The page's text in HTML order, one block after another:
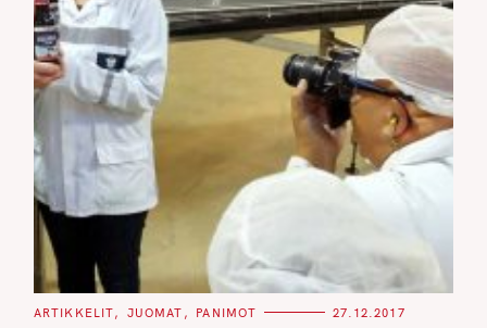
C
ARTIKKELIT JUOMAT PANIMOT 27.12.2017